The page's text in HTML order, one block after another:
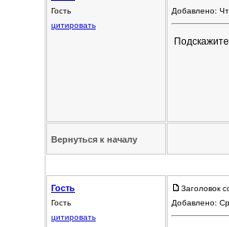
Гость
цитировать
Добавлено:
Вернуться к началу
Гость
Гость
цитировать
Заголовок
Добавлено: